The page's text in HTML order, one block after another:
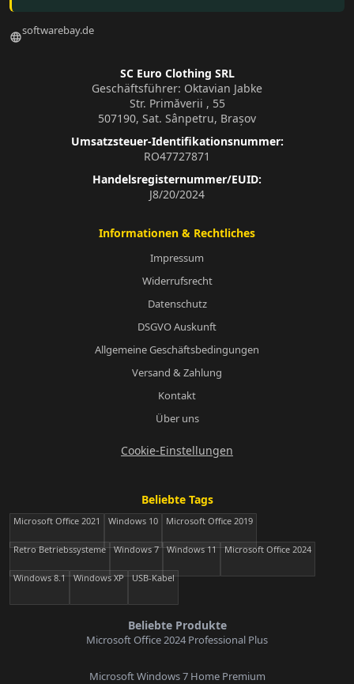
languagesoftwarebay.de
SC Euro Clothing SRL
Geschäftsführer: Oktavian Jabke
Str. Primăverii , 55
507190, Sat. Sânpetru, Brașov
Umsatzsteuer-Identifikationsnummer:
RO47727871
Handelsregisternummer/EUID:
J8/20/2024
Informationen & Rechtliches
Impressum
Widerrufsrecht
Datenschutz
DSGVO Auskunft
Allgemeine Geschäftsbedingungen
Versand & Zahlung
Kontakt
Über uns
Cookie-Einstellungen
Beliebte Tags
Microsoft Office 2021 Windows 10 Microsoft Office 2019
Retro Betriebssysteme Windows 7 Windows 11 Microsoft Office 2024
Windows 8.1 Windows XP USB-Kabel
Beliebte Produkte
Microsoft Office 2024 Professional Plus
Microsoft Windows 7 Home Premium